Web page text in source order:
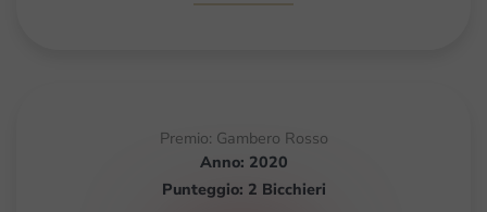
Premio: Gambero Rosso
Anno: 2020
Punteggio: 2 Bicchieri